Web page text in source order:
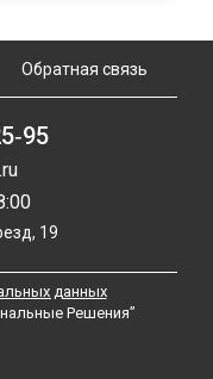
Обратная связь
19
данных
Решения”